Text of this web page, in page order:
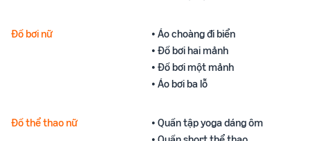
Đồ bơi nữ
• Áo choàng đi biển
• Đồ bơi hai mảnh
• Đồ bơi một mảnh
• Áo bơi ba lỗ
Đồ thể thao nữ
• Quần tập yoga dáng ôm